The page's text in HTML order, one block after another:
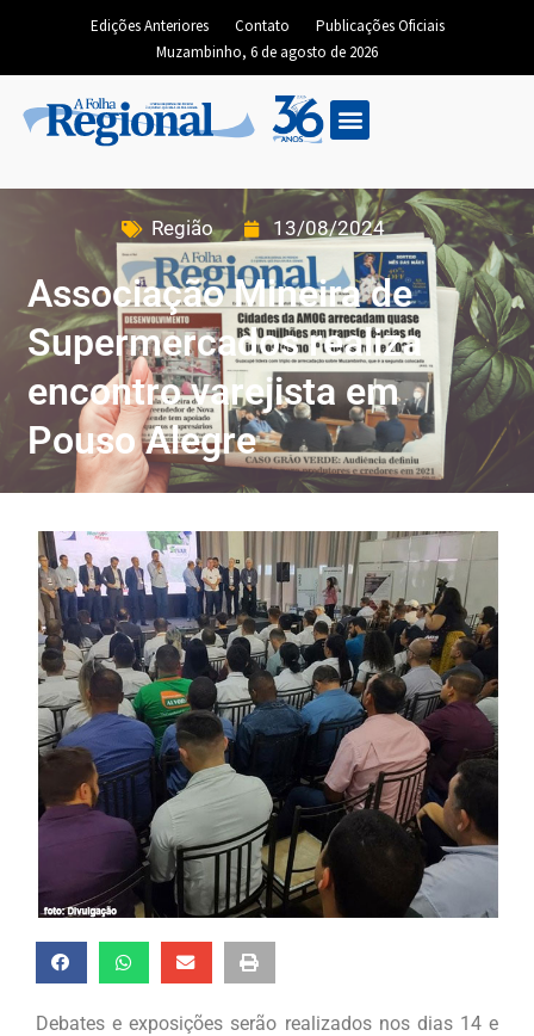
Edições Anteriores Contato
Publicações Oficiais
Muzambinho, 6 de agosto de 2026
Região 13/08/2024
Associação Mineira de
Supermercados realiza
encontro varejista em
Pouso Alegre
Debates e exposições serão realizados nos dias 14 e